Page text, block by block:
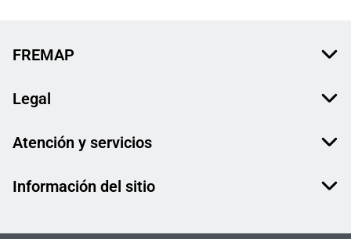
FREMAP
Legal
Atención y servicios
Información del sitio